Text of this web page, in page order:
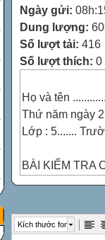
Ngày gửi:
Dung lượng:
Số lượt tải: 416
Số lượt thích: 0
Họ và tên
Thứ năm ngày
Lớp : 5.......
BÀI KIỂM TRA
MÔN TIẾNG
ĐIỂM
LỜI NHẬN
Kích thước font